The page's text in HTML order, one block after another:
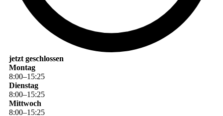
jetzt geschlossen
Montag
8:00–15:25
Dienstag
8:00–15:25
Mittwoch
8:00–15:25